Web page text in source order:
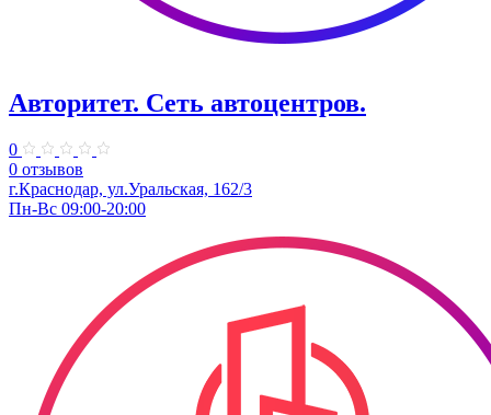
Авторитет. ​Сеть автоцентров.
0
0 отзывов
г.Краснодар, ул.Уральская, 162/3
Пн-Вс 09:00-20:00